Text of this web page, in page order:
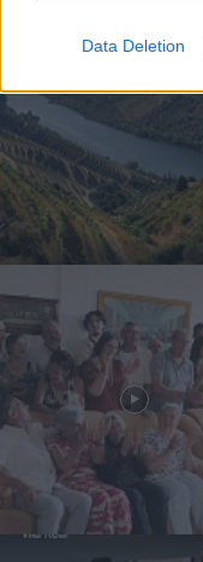
Data Deletion